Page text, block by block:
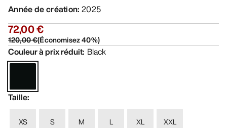
Année de création: 2025
72,00 €
120,00 €(Économisez40%)
Couleur à prix réduit: Black
Taille:
XS S M L XL
XXL